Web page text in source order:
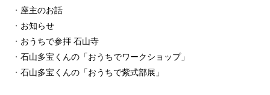
座主のお話
お知らせ
おうちで参拝 石山寺
石山多宝くんの「おうちでワークショップ」
石山多宝くんの「おうちで紫式部展」